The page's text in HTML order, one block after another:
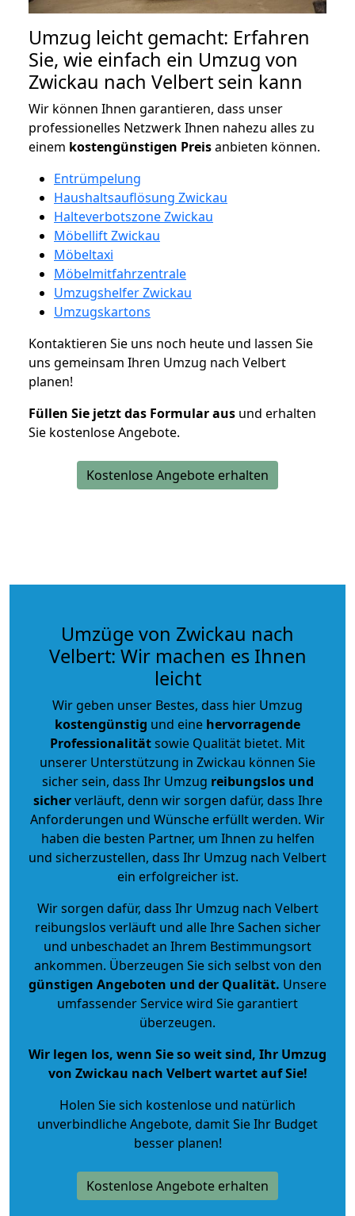
Umzug leicht gemacht: Erfahren
Sie, wie einfach ein Umzug von
Zwickau nach Velbert sein kann
Wir können Ihnen garantieren, dass unser
professionelles Netzwerk Ihnen nahezu alles zu
einem kostengünstigen Preisanbieten können.
Entrümpelung
Haushaltsauflösung Zwickau
Halteverbotszone Zwickau
Möbellift Zwickau
Möbeltaxi
Möbelmitfahrzentrale
Umzugshelfer Zwickau
Umzugskartons
Kontaktieren Sie uns noch heute und lassen Sie
uns gemeinsam Ihren Umzug nach Velbert
planen!
Füllen Sie jetzt das Formular aus und erhalten
Sie kostenlose Angebote.
Kostenlose Angebote erhalten
Umzüge von Zwickau nach
Velbert: Wir machen es Ihnen
leicht
Wir geben unser Bestes, dass hier Umzug
kostengünstig und eine hervorragende
Professionalitätsowie Qualität bietet. Mit
unserer Unterstützung in Zwickau können Sie
sicher sein, dass Ihr Umzug reibungslos und
sicherverläuft, denn wir sorgen dafür, dass Ihre
Anforderungen und Wünsche erfüllt werden. Wir
haben die besten Partner, um Ihnen zu helfen
und sicherzustellen, dass Ihr Umzug nach Velbert
ein erfolgreicher ist.
Wir sorgen dafür, dass Ihr Umzug nach Velbert
reibungslos verläuft und alle Ihre Sachen sicher
und unbeschadet an Ihrem Bestimmungsort
ankommen. Überzeugen Sie sich selbst von den
günstigen Angeboten und der Qualität. Unsere
umfassender Service wird Sie garantiert
überzeugen.
Wir legen los, wenn Sie so weit sind, Ihr Umzug
von Zwickau nach Velbert wartet auf Sie!
Holen Sie sich kostenlose und natürlich
unverbindliche Angebote, damit Sie Ihr Budget
besser planen!
Kostenlose Angebote erhalten